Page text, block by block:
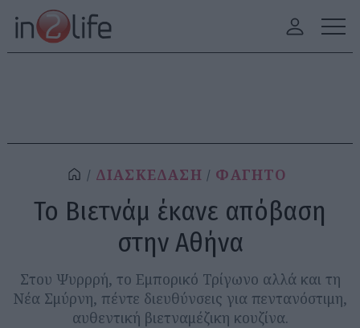
ΔΙΑΣΚΕΔΑΣΗ ΦΑΓΗΤΟ
Το Βιετνάμ έκανε απόβαση
στην Αθήνα
Στου Ψυρρρή, το Εμπορικό Τρίγωνο αλλά και τη
Νέα Σμύρνη, πέντε διευθύνσεις για πεντανόστιμη,
αυθεντική βιετναμέζικη κουζίνα.